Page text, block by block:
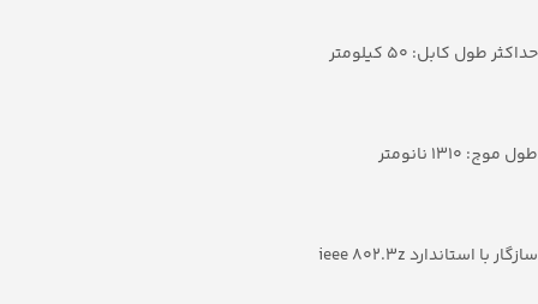
حداکثر طول کابل: 50 کیلومتر
طول موج: 1310 نانومتر
سازگار با استاندارد ieee 802.3z